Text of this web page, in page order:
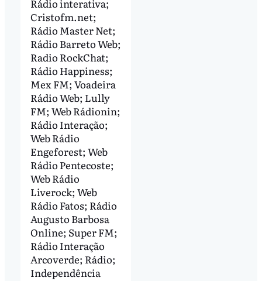
Rádio interativa;
Cristofm.net;
Rádio Master Net;
Rádio Barreto Web;
Radio RockChat;
Rádio Happiness;
Mex FM; Voadeira
Rádio Web; Lully
FM; Web Rádionin;
Rádio Interação;
Web Rádio
Engeforest; Web
Rádio Pentecoste;
Web Rádio
Liverock; Web
Rádio Fatos; Rádio
Augusto Barbosa
Online; Super FM;
Rádio Interação
Arcoverde; Rádio;
Independência